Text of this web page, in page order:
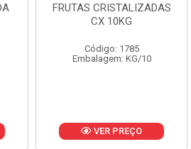
FRUTAS CRISTALIZADAS
CX 10KG
Código: 1785
Embalagem: KG/10
VER PREÇO